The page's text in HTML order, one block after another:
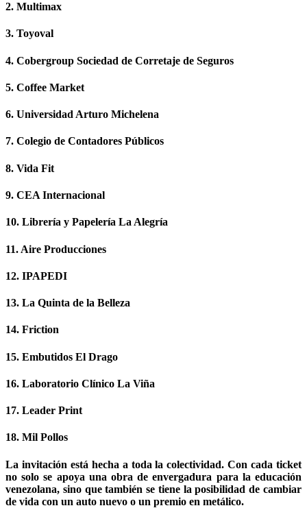
2. Multimax
3. Toyoval
4. Cobergroup Sociedad de Corretaje de Seguros
5. Coffee Market
6. Universidad Arturo Michelena
7. Colegio de Contadores Públicos
8. Vida Fit
9. CEA Internacional
10. Librería y Papelería La Alegría
11. Aire Producciones
12. IPAPEDI
13. La Quinta de la Belleza
14. Friction
15. Embutidos El Drago
16. Laboratorio Clínico La Viña
17. Leader Print
18. Mil Pollos
La invitación está hecha a toda la colectividad. Con cada ticket
no solo se apoya una obra de envergadura para la educación
venezolana, sino que también se tiene la posibilidad de cambiar
de vida con un auto nuevo o un premio en metálico.